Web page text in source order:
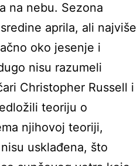
na nebu. Sezona
aprila, ali najviše
oko jesenje i
nisu razumeli
Christopher Russell i
teoriju o
njihovoj teoriji,
usklađena, što